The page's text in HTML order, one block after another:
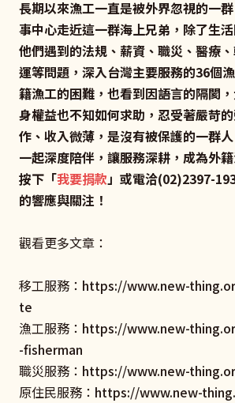
長期以來漁工一直是被外界忽視的一
事中心走近這一群海上兄弟，除了生
他們遇到的法規、薪資、職災、醫療
運等問題，深入台灣主要服務的36個
籍漁工的困難，也看到因語言的隔閡
身權益也不知如何求助，忍受著嚴苛
作、收入微薄，是沒有被保護的一群
一起深度陪伴，讓服務深耕，成為外
按下「我要捐款」或電洽(02)2397-
的響應與關注！
觀看更多文章：
移工服務： https://www.new-
te
漁工服務： https://www.new-
-fisherman
職災服務： https://www.new-
原住民服務： https://www.new-